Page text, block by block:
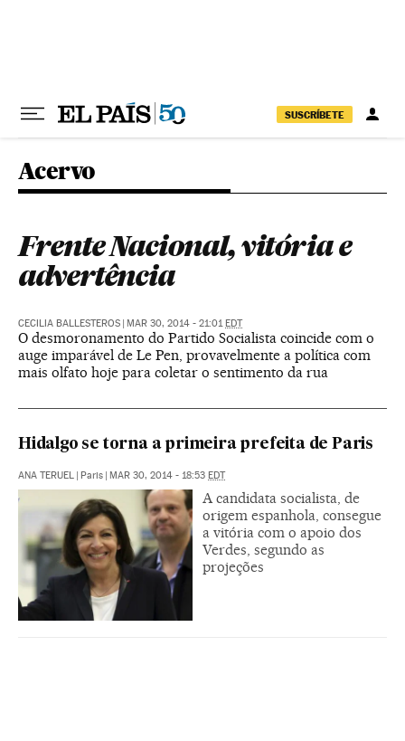
SUSCRÍBETE
Acervo
Frente Nacional, vitória e
advertência
CECILIA BALLESTEROS | MAR 30, 2014 - 21:01EDT
O desmoronamento do Partido Socialista coincide com o
auge imparável de Le Pen, provavelmente a política com
mais olfato hoje para coletar o sentimento da rua
Hidalgo se torna a primeira prefeita de Paris
ANA TERUEL | Paris | MAR 30, 2014 - 18:53 EDT
A candidata socialista, de
origem espanhola, consegue
a vitória com o apoio dos
Verdes, segundo as
projeções